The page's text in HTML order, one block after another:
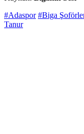
#Adaspor #Biga
Tanur